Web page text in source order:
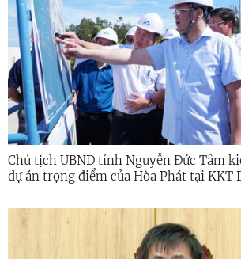
Chủ tịch UBND tỉnh Nguyễn Đức Tâm
dự án trọng điểm của Hòa Phát tại KKT